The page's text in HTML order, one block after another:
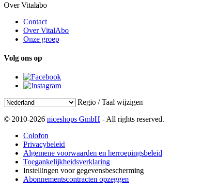
Over Vitalabo
Contact
Over VitalAbo
Onze groep
Volg ons op
Regio / Taal wijzigen
© 2010-2026 niceshops GmbH - All rights reserved.
Colofon
Privacybeleid
Algemene voorwaarden en herroepingsbeleid
Toegankelijkheidsverklaring
Instellingen voor gegevensbescherming
Abonnementscontracten opzeggen